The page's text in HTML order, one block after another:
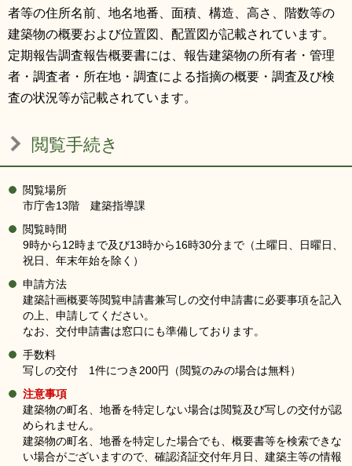
者等の住所名前、地名地番、面積、構造、高さ、階数等の
建築物の概要および位置図、配置図が記載されています。
定期報告調査報告概要書には、報告建築物の所有者・管理
者・調査者・所在地・調査による指摘の概要・調査及び検
査の状況等が記載されています。
閲覧手続き
閲覧場所
市庁舎13階 建築指導課
閲覧時間
9時から12時まで及び13時から16時30分まで（土曜日、日曜日、
祝日、年末年始を除く）
申請方法
建築計画概要等閲覧申請書兼写しの交付申請書に必要事項を記入
の上、申請してください。
なお、交付申請書は窓口にも準備しております。
手数料
写しの交付 1件につき200円（閲覧のみの場合は無料）
注意事項
建築物の町名、地番を特定しない場合は閲覧及び写しの交付が認
められません。
建築物の町名、地番を特定した場合でも、概要書等を検索できな
い場合がございますので、確認済証交付年月日、建築主等の情報